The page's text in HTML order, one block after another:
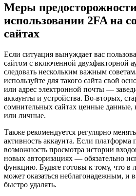
Меры
использовании 2FA на
сайтах
Если ситуация вынуждает вас
сайтом с включенной двухфакторной
следовать нескольким важным
используйте для такого сайта свой
или адрес электронной почты —
аккаунты и устройства. Во-вторых,
сомнительных сайтах ценные
или личные.
Также рекомендуется регулярно
активность аккаунта. Если платформа
возможность просмотра истории
новых авторизациях — обязательно
функцию. Будьте готовы к тому, что в
может оказаться неблагонадежным, и
быстро удалять.